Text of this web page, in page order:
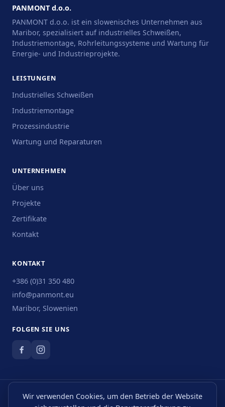
PANMONT d.o.o.
PANMONT d.o.o. ist ein slowenisches Unternehmen aus
Maribor, spezialisiert auf industrielles Schweißen,
Industriemontage, Rohrleitungssysteme und Wartung für
Energie- und Industrieprojekte.
LEISTUNGEN
Industrielles Schweißen
Industriemontage
Prozessindustrie
Wartung und Reparaturen
UNTERNEHMEN
Über uns
Projekte
Zertifikate
Kontakt
KONTAKT
+386 (0)31 350 480
info@panmont.eu
Maribor, Slowenien
FOLGEN SIE UNS
Datenschutzerklärung· Cookies·Impressum
Wir verwenden Cookies, um den Betrieb der Website